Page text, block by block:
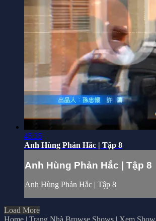
45:35
Anh Hùng Phản Hắc | Tập 8
Anh Hùng Phản Hắc | Tập 8
Anh Hùng Phản Hắc | Tập 8
Load More